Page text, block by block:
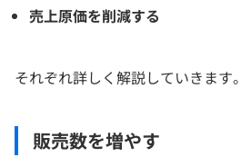
売上原価を削減する
それぞれ詳しく解説していきます。
販売数を増やす